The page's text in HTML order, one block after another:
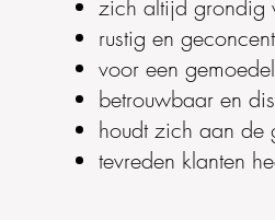
zich altijd grondig
rustig en
voor een
betrouwbaar en
houdt zich aan de
tevreden klanten